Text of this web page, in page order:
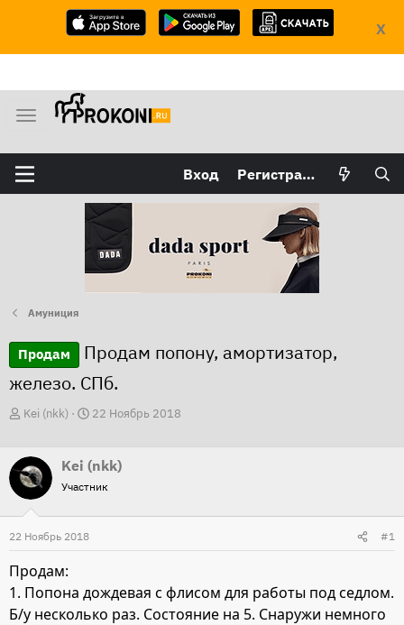
X
М
н
ю
Вход Регистрация
Амуниция
Продам
Продам попону, амортизатор,
железо. СПб.
А
т
о
р
т
е
ы
Kei (nkk)
Д
а
а
22 Ноябрь 2018
Kei (nkk)
Участник
22 Ноябрь 2018 #1
Продам:
1. Попона дождевая с флисом для работы под седлом.
Б/у несколько раз. Состояние на 5. Снаружи немного